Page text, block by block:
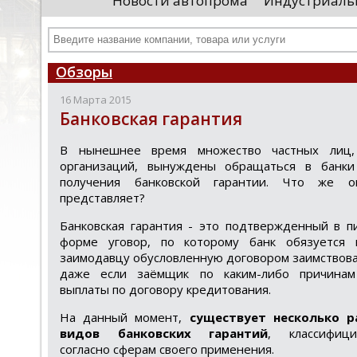
департамента продаж и контрактации
гражданского судостроения ...
Обзоры
16 Марта 2015
Банковская гарантия
В нынешнее время множество частных
организаций, вынуждены обращаться в
получения банковской гарантии. Что же
представляет?
Банковская гарантия - это подтвержденный в
форме уговор, по которому банк обязуется
заимодавцу обусловленную договором
даже если заёмщик по каким-либо
выплаты по договору кредитования.
На данный момент, существует несколько
видов банковских гарантий,
согласно сферам своего применения.